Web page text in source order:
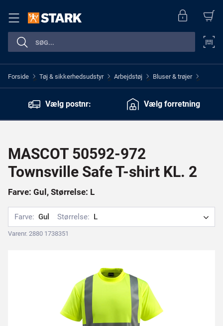
Forside > Tøj & sikkerhedsudstyr > Arbejdstøj > Bluser & trøjer >
Vælg postnr: Vælg forretning
MASCOT 50592-972
Townsville Safe T-shirt KL. 2
Farve: Gul, Størrelse: L
Farve: Gul Størrelse: L
Varenr. 2880 1738351